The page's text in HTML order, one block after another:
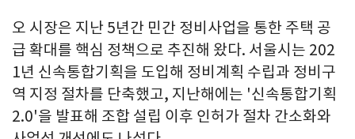
오 시장은 지난 5년간 민간 정비사업을 통한 주택 공
급 확대를 핵심 정책으로 추진해 왔다. 서울시는 202
1년 신속통합기획을 도입해 정비계획 수립과 정비구
역 지정 절차를 단축했고, 지난해에는 '신속통합기획
2.0'을 발표해 조합 설립 이후 인허가 절차 간소화와